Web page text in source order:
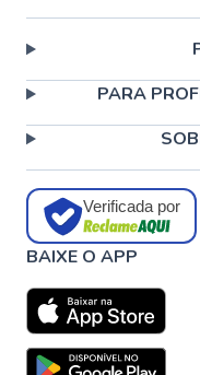
PARA
Verificada por
BAIXE O APP